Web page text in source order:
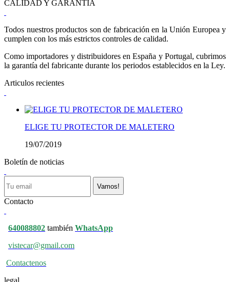
CALIDAD Y GARANTIA
Todos nuestros productos son de fabricación en la Unión Europea y
cumplen con los más estrictos controles de calidad.
Como importadores y distribuidores en España y Portugal, cubrimos
la garantía del fabricante durante los periodos establecidos en la Ley.
Articulos recientes
ELIGE TU PROTECTOR DE MALETERO
19/07/2019
Boletín de noticias
Vamos!
Contacto
640088802 también WhatsApp
vistecar@gmail.com
Contactenos
legal